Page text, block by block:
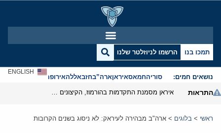
תמכו בנו הרשמו לניוזלטר שלנו
נושאים חמים: סוריהחמאסאיראןארה”בחזבאללהאירופהאנטישמיות
ENGLISH
התראות
ראשי > בלוגים > ארה"ב מבהירה לעיראק: לא ניסוג בשנים הקרובות